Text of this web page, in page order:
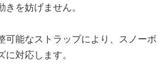
を妨げません。
可能なストラップにより、スノーボ
対応します。